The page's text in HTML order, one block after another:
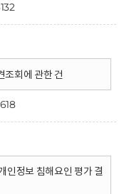
조회에 관한 건
인정보 침해요인 평가 결